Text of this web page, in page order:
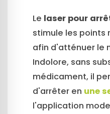
Le laser pour
stimule les points
afin d'atténuer le
Indolore, sans
médicament, il
d'arrêter en une
l'application